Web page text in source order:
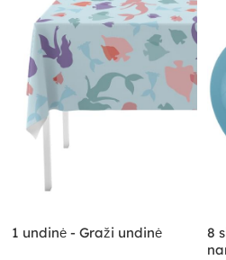
1 undinė - Graži undinė
8